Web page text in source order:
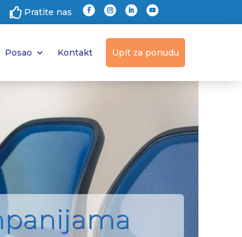
 Pratite nas
Posao Kontakt Upit za ponudu